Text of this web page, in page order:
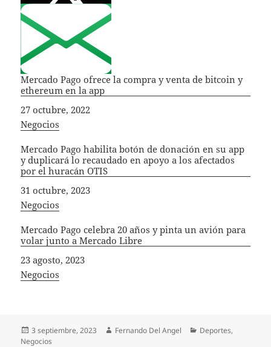
Mercado Pago ofrece la compra y venta de bitcoin y
ethereum en la app
Fecha
27 octubre, 2022
In relation to
Negocios
Mercado Pago habilita botón de donación en su app
y duplicará lo recaudado en apoyo a los afectados
por el huracán OTIS
Fecha
31 octubre, 2023
In relation to
Negocios
Mercado Pago celebra 20 años y pinta un avión para
volar junto a Mercado Libre
Fecha
23 agosto, 2023
In relation to
Negocios
Publicado
el
3 septiembre, 2023 Autor
Fernando Del Angel Categorías
Deportes,
Negocios